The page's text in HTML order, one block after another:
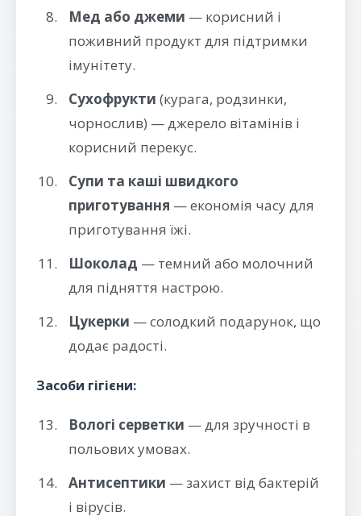
Мед або джеми — корисний і
поживний продукт для підтримки
імунітету.
Сухофрукти (курага, родзинки,
чорнослив) — джерело вітамінів і
корисний перекус.
Супи та каші швидкого
приготування — економія часу для
приготування їжі.
Шоколад — темний або молочний
для підняття настрою.
Цукерки — солодкий подарунок, що
додає радості.
Засоби гігієни:
Вологі серветки — для зручності в
польових умовах.
Антисептики — захист від бактерій
і вірусів.